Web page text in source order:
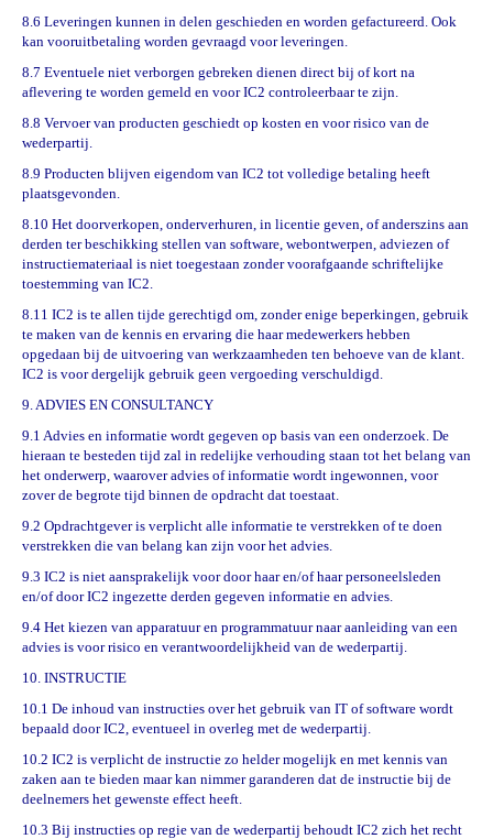
8.6 Leveringen kunnen in delen geschieden en worden gefactureerd. Ook
kan vooruitbetaling worden gevraagd voor leveringen.
8.7 Eventuele niet verborgen gebreken dienen direct bij of kort na
aflevering te worden gemeld en voor IC2 controleerbaar te zijn.
8.8 Vervoer van producten geschiedt op kosten en voor risico van de
wederpartij.
8.9 Producten blijven eigendom van IC2 tot volledige betaling heeft
plaatsgevonden.
8.10 Het doorverkopen, onderverhuren, in licentie geven, of anderszins aan
derden ter beschikking stellen van software, webontwerpen, adviezen of
instructiemateriaal is niet toegestaan zonder voorafgaande schriftelijke
toestemming van IC2.
8.11 IC2 is te allen tijde gerechtigd om, zonder enige beperkingen, gebruik
te maken van de kennis en ervaring die haar medewerkers hebben
opgedaan bij de uitvoering van werkzaamheden ten behoeve van de klant.
IC2 is voor dergelijk gebruik geen vergoeding verschuldigd.
9. ADVIES EN CONSULTANCY
9.1 Advies en informatie wordt gegeven op basis van een onderzoek. De
hieraan te besteden tijd zal in redelijke verhouding staan tot het belang van
het onderwerp, waarover advies of informatie wordt ingewonnen, voor
zover de begrote tijd binnen de opdracht dat toestaat.
9.2 Opdrachtgever is verplicht alle informatie te verstrekken of te doen
verstrekken die van belang kan zijn voor het advies.
9.3 IC2 is niet aansprakelijk voor door haar en/of haar personeelsleden
en/of door IC2 ingezette derden gegeven informatie en advies.
9.4 Het kiezen van apparatuur en programmatuur naar aanleiding van een
advies is voor risico en verantwoordelijkheid van de wederpartij.
10. INSTRUCTIE
10.1 De inhoud van instructies over het gebruik van IT of software wordt
bepaald door IC2, eventueel in overleg met de wederpartij.
10.2 IC2 is verplicht de instructie zo helder mogelijk en met kennis van
zaken aan te bieden maar kan nimmer garanderen dat de instructie bij de
deelnemers het gewenste effect heeft.
10.3 Bij instructies op regie van de wederpartij behoudt IC2 zich het recht